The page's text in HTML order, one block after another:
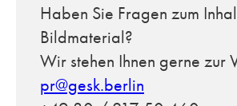
Haben Sie Fragen zum
Bildmaterial?
Wir stehen Ihnen gerne zur
pr@gesk.berlin